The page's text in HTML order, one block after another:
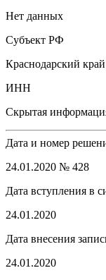
Нет данных
Субъект РФ
Краснодарский край
ИНН
Скрытая
Дата и номер
24.01.2020 № 428
Дата вступления в
24.01.2020
Дата внесения
24.01.2020